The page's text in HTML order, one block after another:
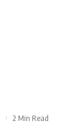
2 Min Read